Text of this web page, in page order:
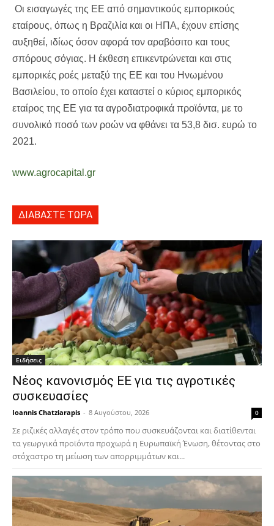
Οι εισαγωγές της ΕΕ από σημαντικούς εμπορικούς
εταίρους, όπως η Βραζιλία και οι ΗΠΑ, έχουν επίσης
αυξηθεί, ιδίως όσον αφορά τον αραβόσιτο και τους
σπόρους σόγιας. Η έκθεση επικεντρώνεται και στις
εμπορικές ροές μεταξύ της ΕΕ και του Ηνωμένου
Βασιλείου, το οποίο έχει καταστεί ο κύριος εμπορικός
εταίρος της ΕΕ για τα αγροδιατροφικά προϊόντα, με το
συνολικό ποσό των ροών να φθάνει τα 53,8 δισ. ευρώ το
2021.
www.agrocapital.gr
ΔΙΑΒΑΣΤΕ ΤΩΡΑ
Ειδήσεις
Νέος κανονισμός ΕΕ για τις αγροτικές
συσκευασίες
Ioannis Chatziarapis - 8 Αυγούστου, 2026 0
Σε ριζικές αλλαγές στον τρόπο που συσκευάζονται και διατίθενται
τα γεωργικά προϊόντα προχωρά η Ευρωπαϊκή Ένωση, θέτοντας στο
στόχαστρο τη μείωση των απορριμμάτων και...